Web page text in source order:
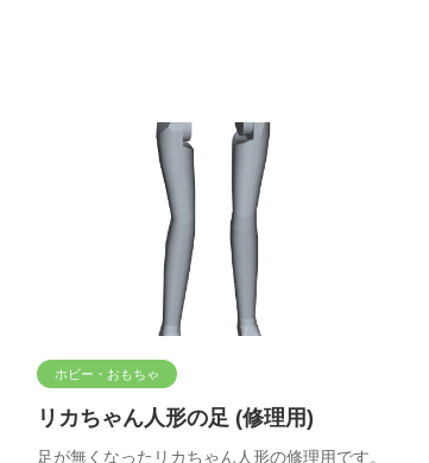
ホビー・おもちゃ
リカちゃん人形の足 (修理用)
足が無くなったリカちゃん人形の修理用です。